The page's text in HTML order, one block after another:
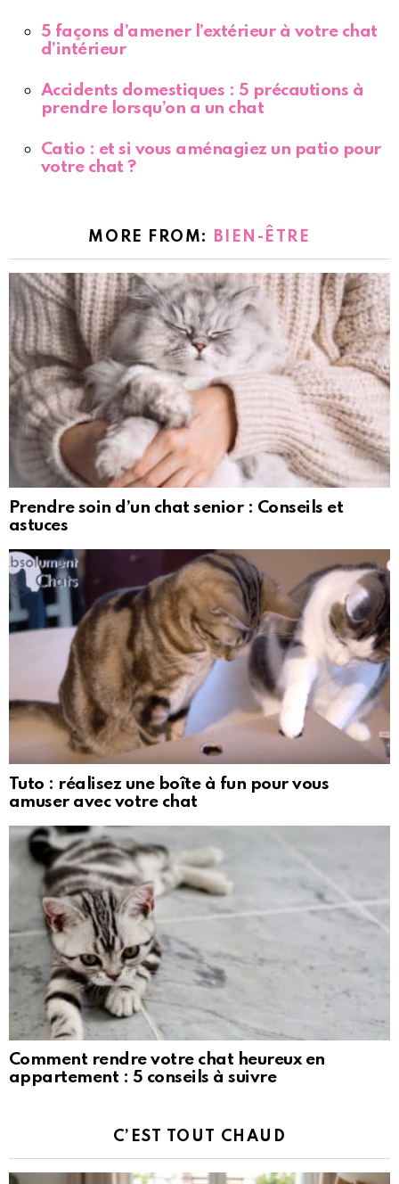
5 façons d’amener l’extérieur à votre chat
d’intérieur
Accidents domestiques : 5 précautions à
prendre lorsqu’on a un chat
Catio : et si vous aménagiez un patio pour
votre chat ?
MORE FROM: BIEN-ÊTRE
Prendre soin d’un chat senior : Conseils et
astuces
Tuto : réalisez une boîte à fun pour vous
amuser avec votre chat
Comment rendre votre chat heureux en
appartement : 5 conseils à suivre
C’EST TOUT CHAUD